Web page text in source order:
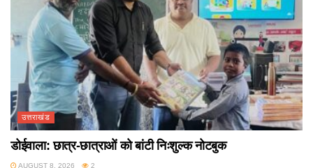
उत्तराखंड
डोईवाला: छात्र-छात्राओं को बांटी निःशुल्क नोटबुक
AUGUST 8, 2026 2